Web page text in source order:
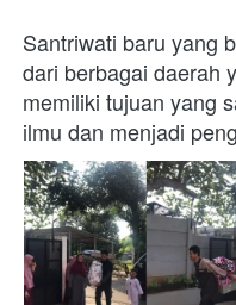
Santriwati baru yang
dari berbagai daerah
memiliki tujuan yang
ilmu dan menjadi